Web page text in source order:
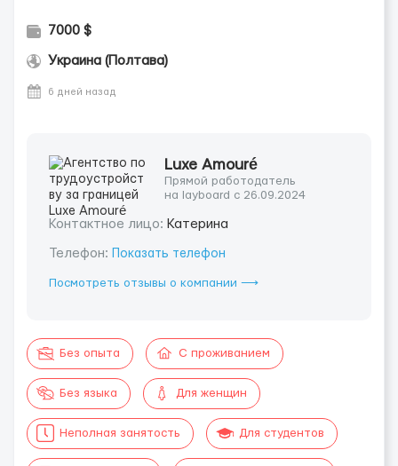
7000 $
Украина (Полтава)
6 дней назад
Luxe Amouré
Прямой работодатель
на layboard с 26.09.2024
Контактное лицо: Катерина
Телефон: Показать телефон
Посмотреть отзывы о компании ⟶
Без опыта С проживанием
Без языка Для женщин
Неполная занятость Для студентов